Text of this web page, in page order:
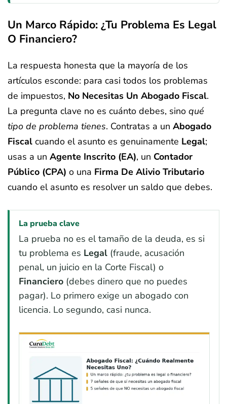
Un Marco Rápido: ¿tu Problema Es Legal
O Financiero?
La respuesta honesta que la mayoría de los
artículos esconde: para casi todos los problemas
de impuestos, No Necesitas Un Abogado Fiscal.
La pregunta clave no es cuánto debes, sino qué
tipo de problema tienes. Contratas a un Abogado
Fiscal cuando el asunto es genuinamente Legal;
usas a un Agente Inscrito (EA), un Contador
Público (CPA) o una Firma De Alivio Tributario
cuando el asunto es resolver un saldo que debes.
La prueba clave
La prueba no es el tamaño de la deuda, es si
tu problema es Legal (fraude, acusación
penal, un juicio en la Corte Fiscal) o
Financiero (debes dinero que no puedes
pagar). Lo primero exige un abogado con
licencia. Lo segundo, casi nunca.